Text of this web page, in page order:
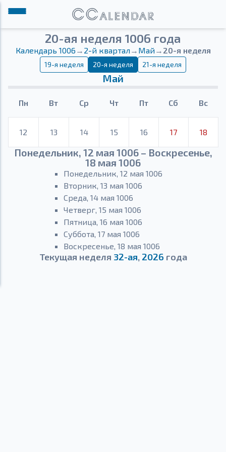
20-ая неделя 1006 года
Календарь 1006 → 2-й квартал→ Май→ 20-я неделя
19-я неделя 20-я неделя 21-я неделя
Май
Пн Вт Ср Чт Пт Сб Вс
12 13 14 15 16 17 18
Понедельник, 12 мая 1006 – Воскресенье,
18 мая 1006
Понедельник, 12 мая 1006
Вторник, 13 мая 1006
Среда, 14 мая 1006
Четверг, 15 мая 1006
Пятница, 16 мая 1006
Суббота, 17 мая 1006
Воскресенье, 18 мая 1006
Текущая неделя 32-ая, 2026 года